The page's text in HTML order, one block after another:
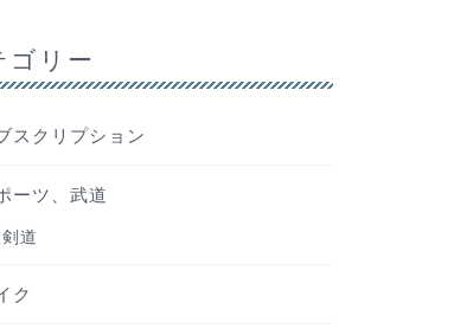
ゴリー
スクリプション
ーツ、武道
剣道
ク